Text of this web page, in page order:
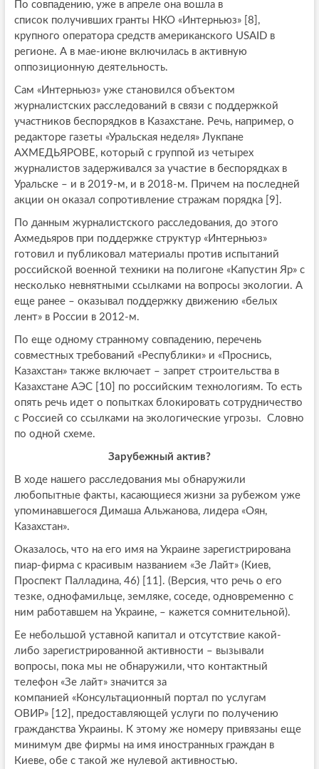
По совпадению, уже в апреле она вошла в
список получивших гранты НКО «Интерньюз» [8],
крупного оператора средств американского USAID в
регионе. А в мае-июне включилась в активную
оппозиционную деятельность.
Сам «Интерньюз» уже становился объектом
журналистских расследований в связи с поддержкой
участников беспорядков в Казахстане. Речь, например, о
редакторе газеты «Уральская неделя» Лукпане
АХМЕДЬЯРОВЕ, который с группой из четырех
журналистов задерживался за участие в беспорядках в
Уральске – и в 2019-м, и в 2018-м. Причем на последней
акции он оказал сопротивление стражам порядка [9].
По данным журналистского расследования, до этого
Ахмедьяров при поддержке структур «Интерньюз»
готовил и публиковал материалы против испытаний
российской военной техники на полигоне «Капустин Яр» с
несколько невнятными ссылками на вопросы экологии. А
еще ранее – оказывал поддержку движению «белых
лент» в России в 2012-м.
По еще одному странному совпадению, перечень
совместных требований «Республики» и «Проснись,
Казахстан» также включает – запрет строительства в
Казахстане АЭС [10] по российским технологиям. То есть
опять речь идет о попытках блокировать сотрудничество
с Россией со ссылками на экологические угрозы. Словно
по одной схеме.
Зарубежный актив?
В ходе нашего расследования мы обнаружили
любопытные факты, касающиеся жизни за рубежом уже
упоминавшегося Димаша Альжанова, лидера «Оян,
Казахстан».
Оказалось, что на его имя на Украине зарегистрирована
пиар-фирма с красивым названием «Зе Лайт» (Киев,
Проспект Палладина, 46) [11]. (Версия, что речь о его
тезке, однофамильце, земляке, соседе, одновременно с
ним работавшем на Украине, – кажется сомнительной).
Ее небольшой уставной капитал и отсутствие какой-
либо зарегистрированной активности – вызывали
вопросы, пока мы не обнаружили, что контактный
телефон «Зе лайт» значится за
компанией «Консультационный портал по услугам
ОВИР» [12], предоставляющей услуги по получению
гражданства Украины. К этому же номеру привязаны еще
минимум две фирмы на имя иностранных граждан в
Киеве, обе с такой же нулевой активностью.